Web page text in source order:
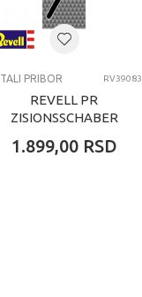
PRIBOR RV39083
REVELL PR
ZISIONSSCHABER
1.899,00 RSD